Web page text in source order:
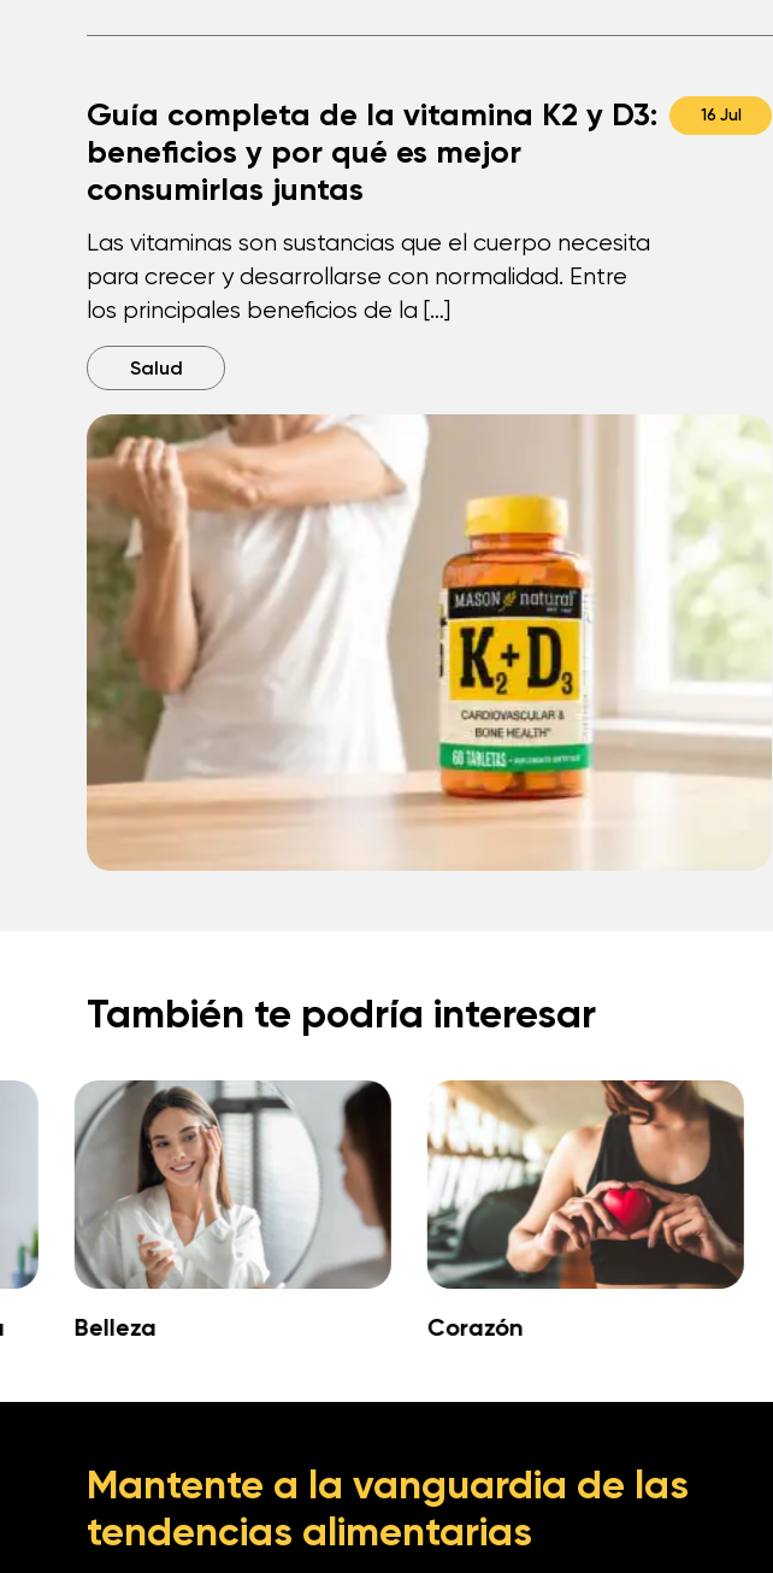
Guía completa de la vitamina K2 y D3:
beneficios y por qué es mejor
consumirlas juntas
Las vitaminas son sustancias que el cuerpo necesita
para crecer y desarrollarse con normalidad. Entre
los principales beneficios de la […]
16 Jul
Salud
También te podría interesar
Belleza Corazón
Mantente a la vanguardia de las
tendencias alimentarias